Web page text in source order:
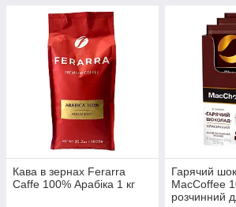
Кава в зернах Ferarra
Caffe 100% Арабіка 1 кг
Гарячий
MacCoffee
розчинний